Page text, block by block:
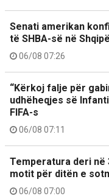
Senati amerikan
të SHBA-së në
06/08 07:26
“Kërkoj falje për
udhëheqjes së
FIFA-s
06/08 07:11
Temperatura deri në
motit për ditën e
06/08 07:00